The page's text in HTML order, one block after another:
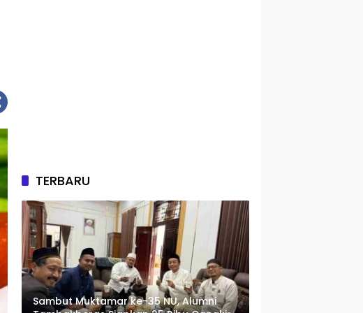
TERBARU
Sambut Muktamar ke-35 NU, Alumni